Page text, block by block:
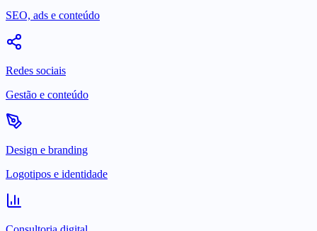
SEO, ads e conteúdo
Redes sociais
Gestão e conteúdo
Design e branding
Logotipos e identidade